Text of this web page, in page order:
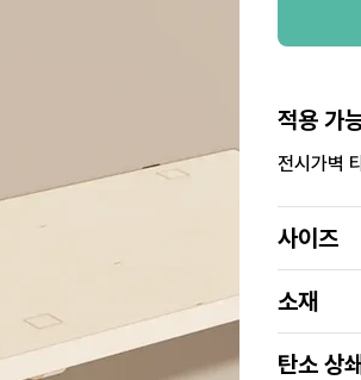
적용 가
전시가벽
사이즈
소재
탄소 상